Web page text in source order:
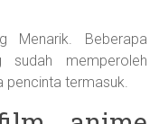
Menarik. Beberapa
sudah memperoleh
pencinta termasuk.